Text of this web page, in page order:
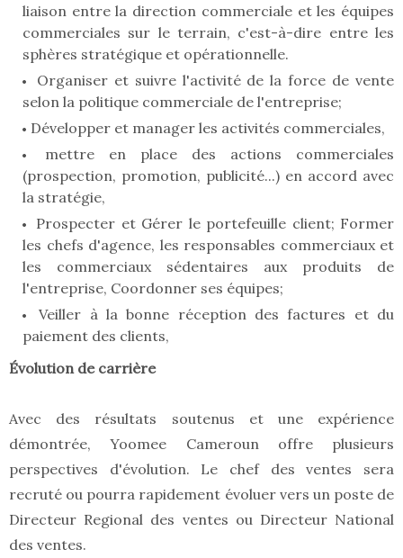
liaison entre la direction commerciale et les équipes
commerciales sur le terrain, c'est-à-dire entre les
sphères stratégique et opérationnelle.
Organiser et suivre l'activité de la force de vente
selon la politique commerciale de l'entreprise;
Développer et manager les activités commerciales,
mettre en place des actions commerciales
(prospection, promotion, publicité...) en accord avec
la stratégie,
Prospecter et Gérer le portefeuille client; Former
les chefs d'agence, les responsables commerciaux et
les commerciaux sédentaires aux produits de
l'entreprise, Coordonner ses équipes;
Veiller à la bonne réception des factures et du
paiement des clients,
Évolution de carrière
Avec des résultats soutenus et une expérience
démontrée, Yoomee Cameroun offre plusieurs
perspectives d'évolution. Le chef des ventes sera
recruté ou pourra rapidement évoluer vers un poste de
Directeur Regional des ventes ou Directeur National
des ventes.